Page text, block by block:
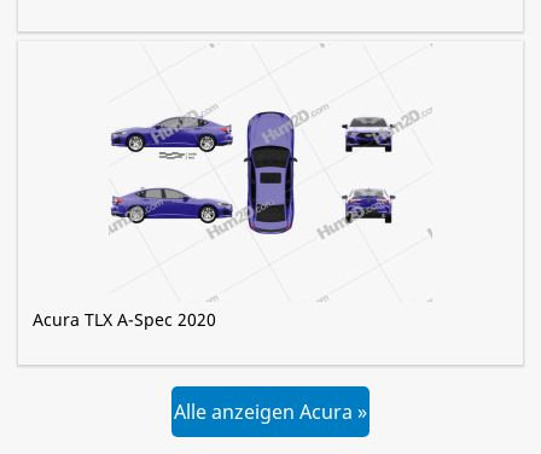
Acura TLX A-Spec 2020
Alle anzeigen Acura »